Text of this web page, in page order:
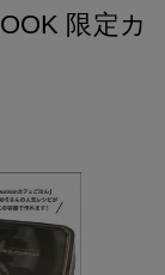
限定カ